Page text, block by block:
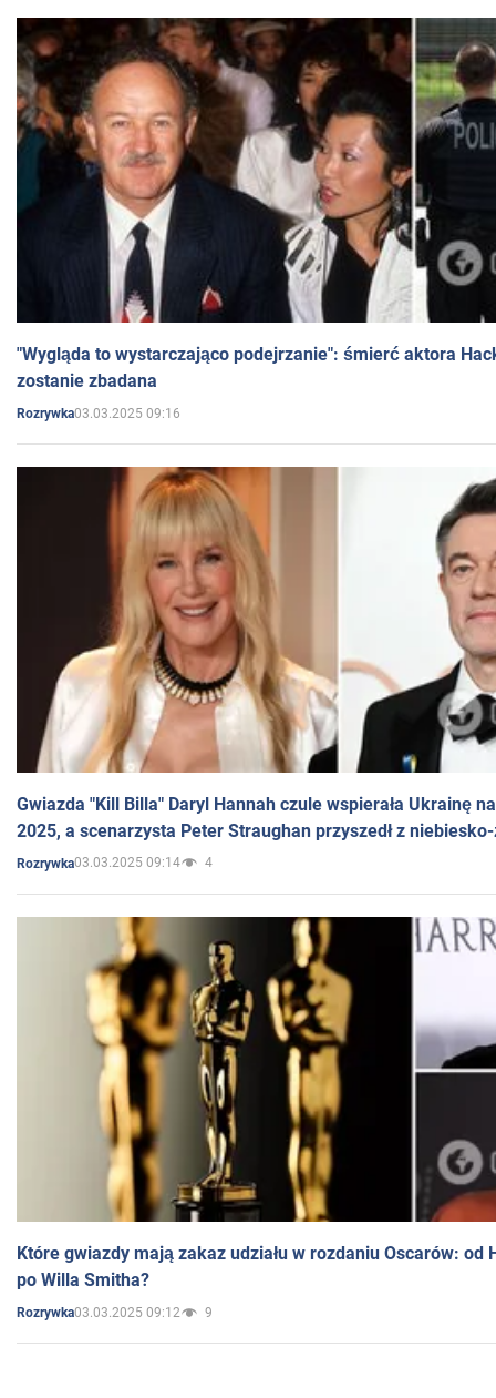
"Wygląda to wystarczająco podejrzanie": śmierć aktora
zostanie zbadana
Rozrywka03.03.2025 09:16
Gwiazda "Kill Billa" Daryl Hannah czule wspierała Ukrainę
2025, a scenarzysta Peter Straughan przyszedł z
Rozrywka03.03.2025 09:14 4
Które gwiazdy mają zakaz udziału w rozdaniu Oscarów: od
po Willa Smitha?
Rozrywka03.03.2025 09:12 9